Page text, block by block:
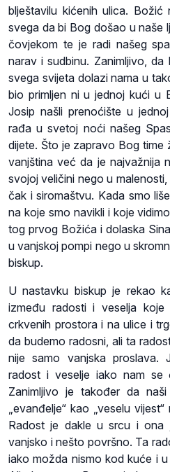
blještavilu kićenih ulica.
svega da bi Bog došao u naše
čovjekom te je radi našeg
narav i sudbinu. Zanimljivo,
svega svijeta dolazi nama u
bio primljen ni u jednoj kući u
Josip našli prenoćište u
rađa u svetoj noći našeg
dijete. Što je zapravo Bog time
vanjština već da je najvažnija
svojoj veličini nego u
čak i siromaštvu. Kada smo
na koje smo navikli i koje
tog prvog Božića i dolaska
u vanjskoj pompi nego u
biskup.
U nastavku biskup je rekao
između radosti i veselja
crkvenih prostora i na ulice i
da budemo radosni, ali ta
nije samo vanjska proslava.
radost i veselje iako nam
Zanimljivo je također da
„evanđelje“ kao „veselu
Radost je dakle u srcu i ona
vanjsko i nešto površno. Ta
iako možda nismo kod kuće i